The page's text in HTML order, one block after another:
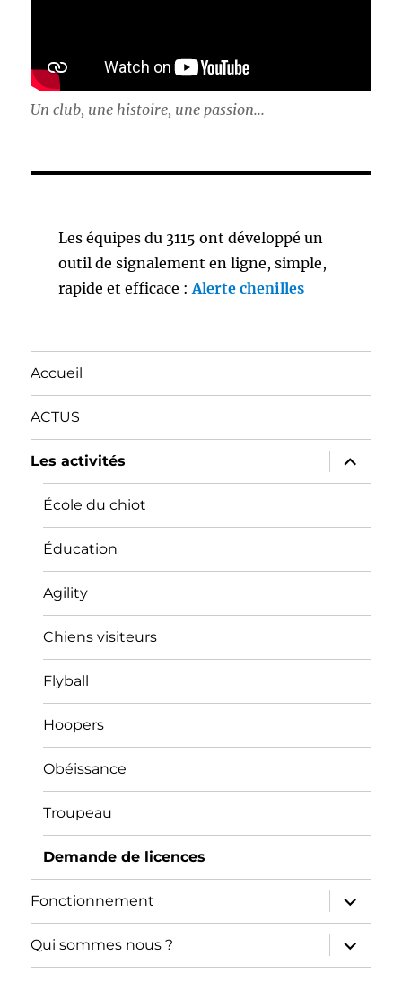
Un club, une histoire, une passion...
Les équipes du 3115 ont développé un
outil de signalement en ligne, simple,
rapide et efficace : Alerte chenilles
Accueil
ACTUS
Les activités
ouvrir
le
sous-
École du chiot
Éducation
Agility
Chiens visiteurs
Flyball
Hoopers
Obéissance
Troupeau
Demande de licences
Fonctionnement
ouvrir
le
sous-
menu
Qui sommes nous ?
ouvrir
le
sous-